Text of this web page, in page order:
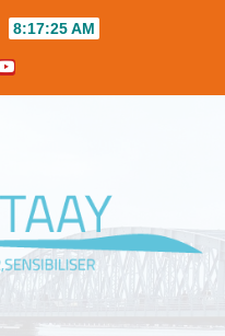
8:17:26 AM